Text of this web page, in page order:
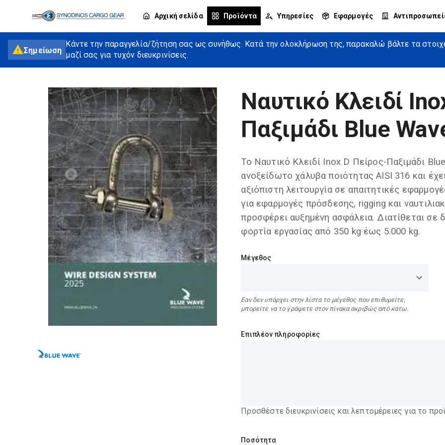
Αρχική σελίδα Προϊόντα Υπηρεσίες Εφαρμογές
Σημείωση
Κάντε την παραγγελία/ζήτηση σας ως συνήθως. Κατά την ολοκλήρωση της, παρακαλώ βάλτε τα
μαζί σας για τυχόν διευκρινίσεις.
Ναυτικό Κλειδί
Παξιμάδι Blue
Το Ναυτικό Κλειδί Inox D Πείρος-Παξιμάδι
ανοξείδωτο χάλυβα ποιότητας AISI 316 και
αξιόπιστη λειτουργία σε απαιτητικές
για εφαρμογές πρόσδεσης, rigging και
προσφέρει αυξημένη ασφάλεια. Διατίθεται
φορτία εργασίας από 350 kg έως 5.000 kg.
Μέγεθος
Εαν δεν υπάρχει στην λίστα το μέγεθος που επιθυμείτε,
μπορείτε να το γράψετε στον πίνακα ακριβώς από κάτω.
Επιπλέον πληροφορίες
Προσθέστε διευκρινίσεις και λεπτομέρειες για το
Ποσότητα